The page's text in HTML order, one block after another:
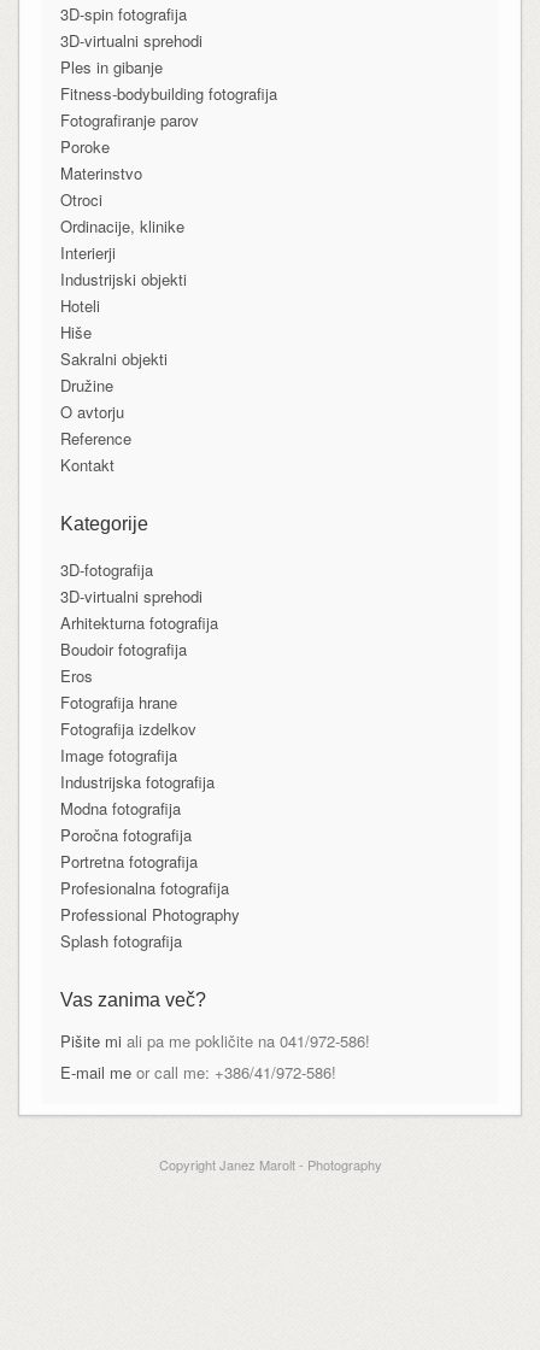
3D-spin fotografija
3D-virtualni sprehodi
Ples in gibanje
Fitness-bodybuilding fotografija
Fotografiranje parov
Poroke
Materinstvo
Otroci
Ordinacije, klinike
Interierji
Industrijski objekti
Hoteli
Hiše
Sakralni objekti
Družine
O avtorju
Reference
Kontakt
Kategorije
3D-fotografija
3D-virtualni sprehodi
Arhitekturna fotografija
Boudoir fotografija
Eros
Fotografija hrane
Fotografija izdelkov
Image fotografija
Industrijska fotografija
Modna fotografija
Poročna fotografija
Portretna fotografija
Profesionalna fotografija
Professional Photography
Splash fotografija
Vas zanima več?
Pišite mi ali pa me pokličite na 041/972-586!
E-mail meor call me: +386/41/972-586!
Copyright Janez Marolt - Photography